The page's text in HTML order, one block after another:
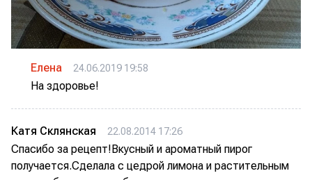
Елена 24.06.2019 19:58
На здоровье!
Катя Склянская 22.08.2014 17:26
Спасибо за рецепт!Вкусный и ароматный пирог
получается.Сделала с цедрой лимона и растительным